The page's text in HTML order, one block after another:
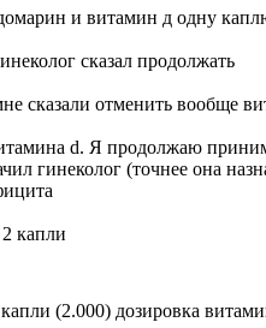
и витамин д одну
сказал продолжать
сказали отменить вообще
d. Я продолжаю
гинеколог (точнее она
капли
(2.000) дозировка